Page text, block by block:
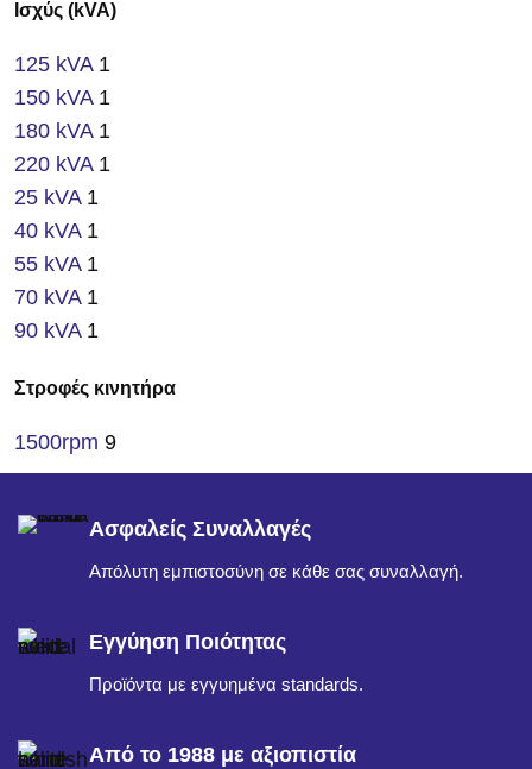
Ισχύς (kVA)
125 kVA 1
150 kVA 1
180 kVA 1
220 kVA 1
25 kVA 1
40 kVA 1
55 kVA 1
70 kVA 1
90 kVA 1
Στροφές κινητήρα
1500rpm 9
Ασφαλείς Συναλλαγές
Απόλυτη εμπιστοσύνη σε κάθε σας συναλλαγή.
Εγγύηση Ποιότητας
Προϊόντα με εγγυημένα standards.
Από το 1988 με αξιοπιστία